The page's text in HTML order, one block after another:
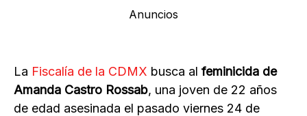
Anuncios
La Fiscalía de la CDMX busca al feminicida de
Amanda Castro Rossab, una joven de 22 años
de edad asesinada el pasado viernes 24 de